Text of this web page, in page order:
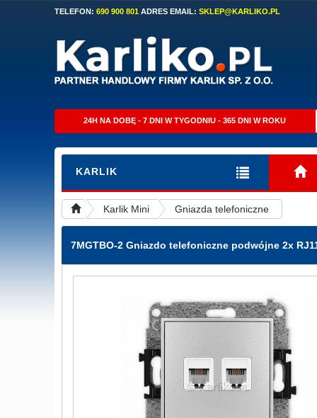
TELEFON: 690 900 801 ADRES EMAIL: SKLEP@KARLIKO.PL
24H NA DOBĘ - 7 DNI W TYGODNIU - 365 DNI W ROKU
KARLIK
Karlik Mini Gniazda telefoniczne
7MGTBO-2 Gniazdo telefoniczne podwójne 2x